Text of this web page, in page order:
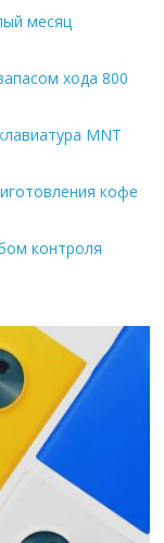
месяц
хода 800
MNT
кофе
контроля